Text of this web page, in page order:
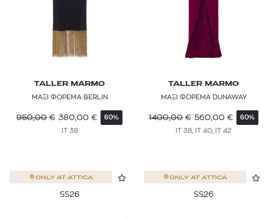
TALLER MARMO
ΜΑΞΙ ΦΟΡΕΜΑ BERLIN
950,00 € 380,00 € 60%
IT 38
TALLER MARMO
ΜΑΞΙ ΦΟΡΕΜΑ DUNAWAY
1400,00 € 560,00 € 60%
IT 38, IT 40, IT 42
ONLY AT ATTICA
SS26
ONLY AT ATTICA
SS26